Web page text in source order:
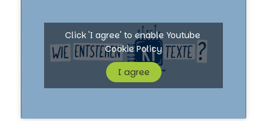
Click 'I agree' to enable Youtube
Cookie Policy
I agree